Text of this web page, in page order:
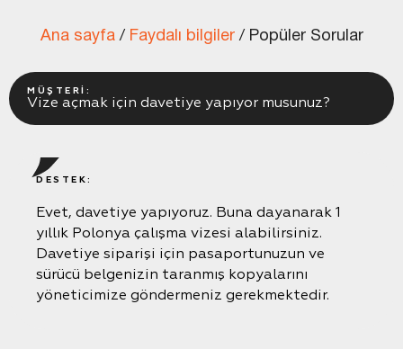
Faydalı bilgiler
Makaleler
Kısa kurs
Uzun kurs
Uzun Kursu Sınavsız
Uzaktan uzun kursu:
Çip Kart
Oturma Kartı
Ana sayfa/ Faydalı bilgiler/ Popüler Sorular
MÜŞTERI:
Vize açmak için davetiye yapıyor musunuz?
DESTEK:
Evet, davetiye yapıyoruz. Buna dayanarak 1
yıllık Polonya çalışma vizesi alabilirsiniz.
Davetiye siparişi için pasaportunuzun ve
sürücü belgenizin taranmış kopyalarını
yöneticimize göndermeniz gerekmektedir.